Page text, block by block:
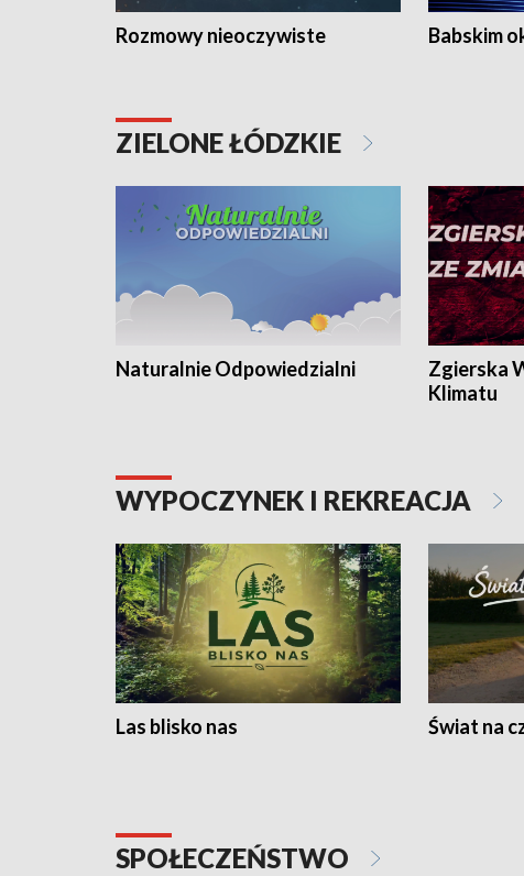
Rozmowy nieoczywiste Babskim
ZIELONE ŁÓDZKIE
Naturalnie Odpowiedzialni
Zgierska
Klimatu
WYPOCZYNEK I REKREACJA
Las blisko nas Świat na
SPOŁECZEŃSTWO